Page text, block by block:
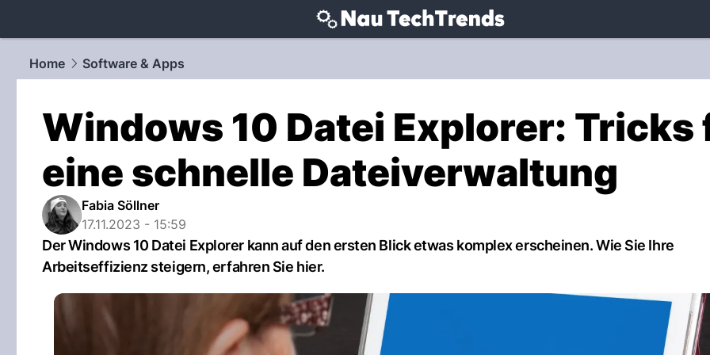
techtrends.NAU.ch
Home
Software & Apps
Windows 10 Datei Explorer: Tricks
eine schnelle Dateiverwaltung
Fabia Söllner
17.11.2023 - 15:59
Der Windows 10 Datei Explorer kann auf den ersten Blick etwas komplex erscheinen. Wie Sie Ihre
Arbeitseffizienz steigern, erfahren Sie hier.